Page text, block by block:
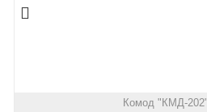
Комод "КМД-